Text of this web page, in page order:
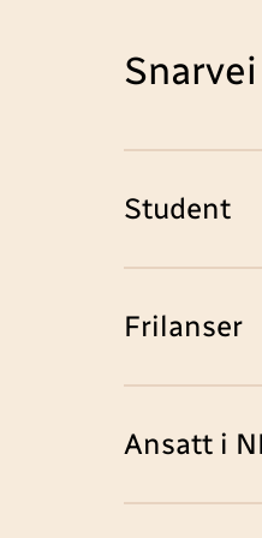
Student
Frilanser
Ansatt i